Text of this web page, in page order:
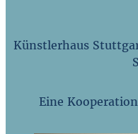
Künstlerhaus
Eine